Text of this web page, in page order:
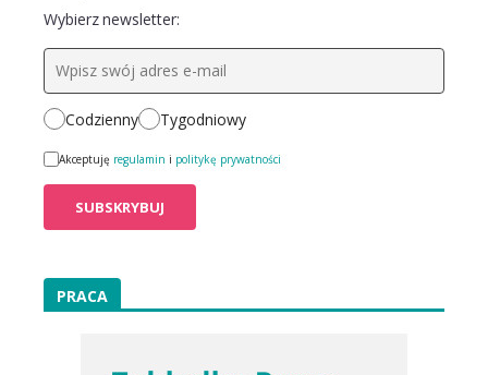
Wybierz newsletter:
Codzienny Tygodniowy
Akceptuję regulamin i politykę prywatności
PRACA